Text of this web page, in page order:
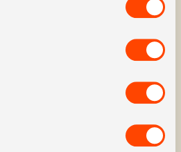
spricht für sich.
Website wollte,
im Bereich
hingewiesen und so
dass die neue
tatsächlich